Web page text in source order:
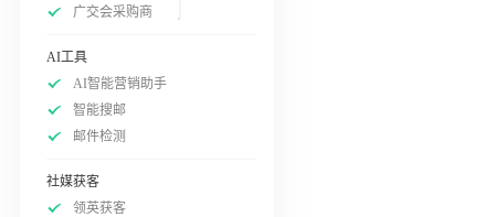
广交会采购商
AI工具
AI智能营销助手
智能搜邮
邮件检测
社媒获客
领英获客